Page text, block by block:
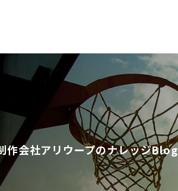
作会社アリウープのナレッジBlog